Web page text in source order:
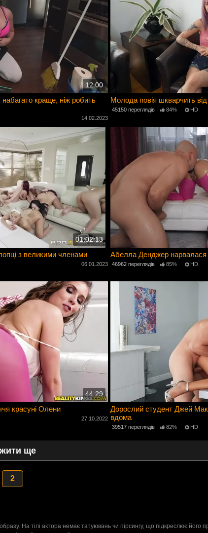
12:00
набагато краще, ніж робить
14.02.2023
Молода повія шкварчить
45150 переглядів 84% HD
01:02:13
з великими членами
06.01.2023
Абелла Денджер нарвалася
46962 переглядів 85% HD
44:29
красуні Олени
27.10.2022
Дорослий студент Джей Мак
вдома
39517 переглядів 82% HD
ще
2
На тілі актора немає татуювань чи пірсингу, що підкреслює його